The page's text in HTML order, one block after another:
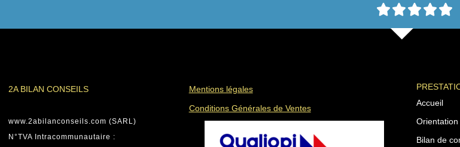
N
s
5
2A BILAN CONSEILS
www.2abilanconseils.com (SARL)
N°TVA Intracommunautaire :
Mentions légales
Conditions Générales de Ventes
Accueil
Bilan de